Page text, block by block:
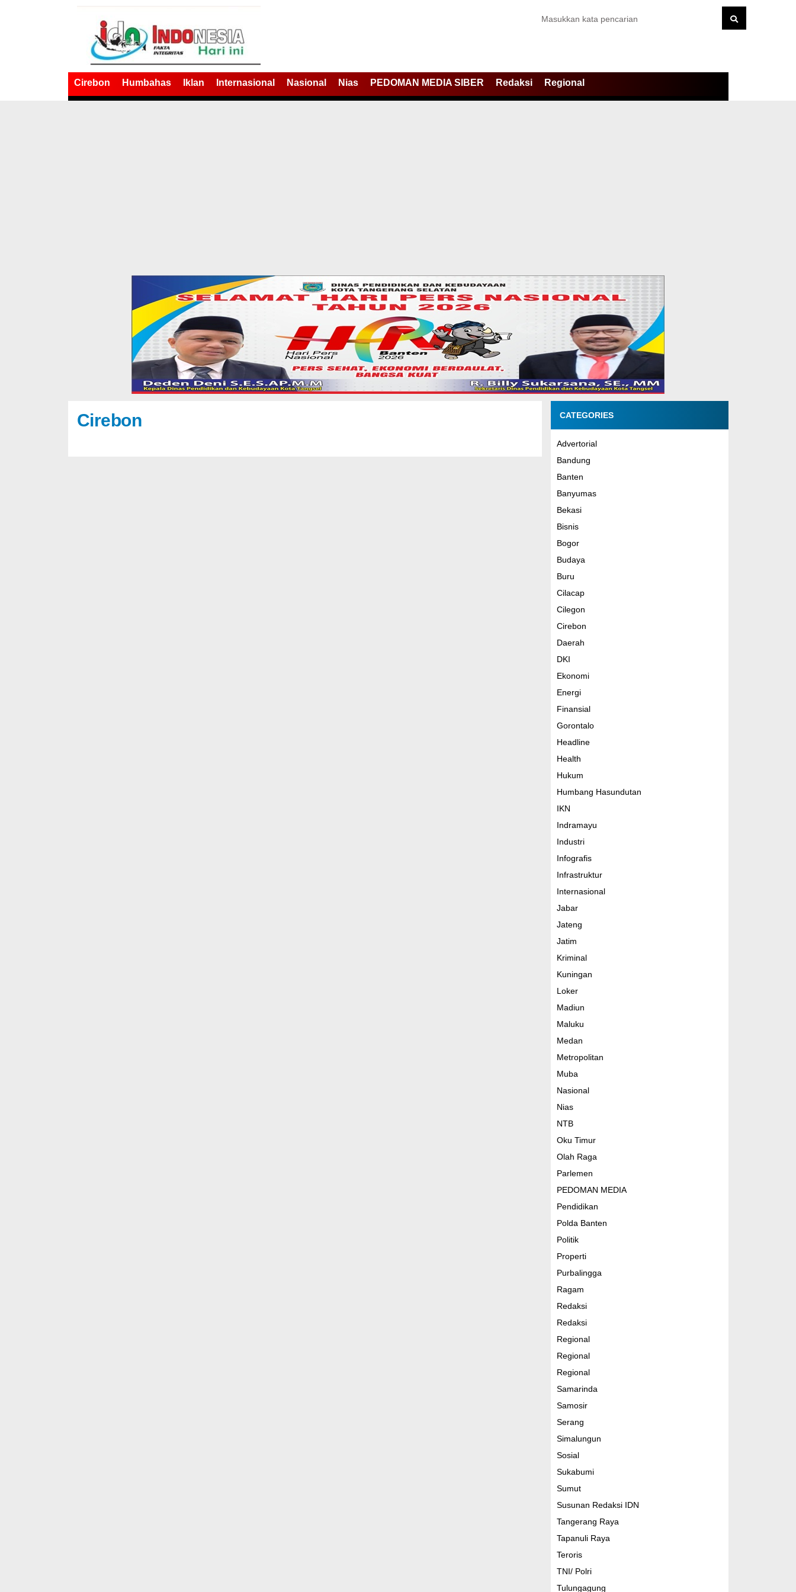
Cirebon Humbahas Iklan Internasional Nasional Nias PEDOMAN MEDIA SIBER Redaksi Regional
Cirebon CATEGORIES
Advertorial
Bandung
Banten
Banyumas
Bekasi
Bisnis
Bogor
Budaya
Buru
Cilacap
Cilegon
Cirebon
Daerah
DKI
Ekonomi
Energi
Finansial
Gorontalo
Headline
Health
Hukum
Humbang Hasundutan
IKN
Indramayu
Industri
Infografis
Infrastruktur
Internasional
Jabar
Jateng
Jatim
Kriminal
Kuningan
Loker
Madiun
Maluku
Medan
Metropolitan
Muba
Nasional
Nias
NTB
Oku Timur
Olah Raga
Parlemen
PEDOMAN MEDIA
Pendidikan
Polda Banten
Politik
Properti
Purbalingga
Ragam
Redaksi
Redaksi
Regional
Regional
Regional
Samarinda
Samosir
Serang
Simalungun
Sosial
Sukabumi
Sumut
Susunan Redaksi IDN
Tangerang Raya
Tapanuli Raya
Teroris
TNI/ Polri
Tulungagung